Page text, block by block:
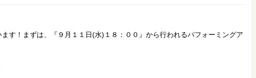
す！まずは、『９月１１日(水)１８：００』から行われるパフォーミングア